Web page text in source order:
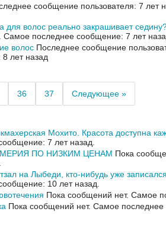
сообщение пользователя: 7 лет
для волос реально закрашивает
Самое последнее сообщение: 7 лет
волос Последнее сообщение
лет назад
36 37 Следующее »
Мохито. Красота доступна
7 лет назад.
ПО НИЗКИМ ЦЕНАМ Пока
на Лыбеди, кто-нибудь уже
10 лет назад.
Пока сообщений нет. Самое
Пока сообщений нет. Самое последнее